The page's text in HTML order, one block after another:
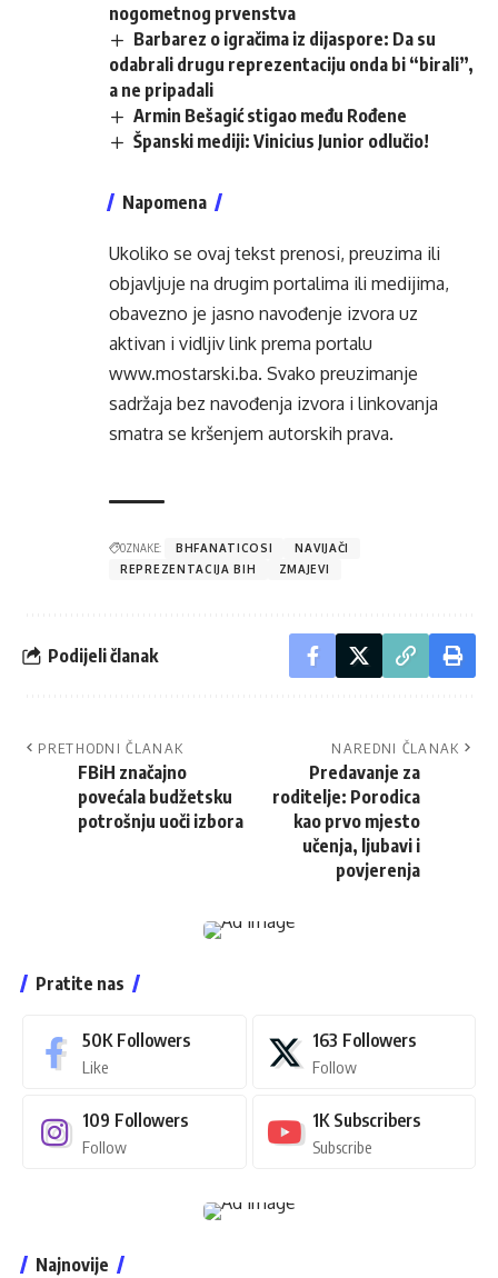
nogometnog prvenstva
Barbarez o igračima iz dijaspore: Da su
odabrali drugu reprezentaciju onda bi “birali”,
a ne pripadali
Armin Bešagić stigao među Rođene
Španski mediji: Vinicius Junior odlučio!
Napomena
Ukoliko se ovaj tekst prenosi, preuzima ili
objavljuje na drugim portalima ili medijima,
obavezno je jasno navođenje izvora uz
aktivan i vidljiv link prema portalu
www.mostarski.ba. Svako preuzimanje
sadržaja bez navođenja izvora i linkovanja
smatra se kršenjem autorskih prava.
OZNAKE: BHFANATICOSI
NAVIJAČI
REPREZENTACIJA BIH
ZMAJEVI
Podijeli članak
PRETHODNI ČLANAK
FBiH značajno
povećala budžetsku
potrošnju uoči izbora
NAREDNI ČLANAK
Predavanje za
roditelje: Porodica
kao prvo mjesto
učenja, ljubavi i
povjerenja
Pratite nas
50K Followers
Like
163 Followers
Follow
109 Followers
Follow
1K Subscribers
Subscribe
Najnovije